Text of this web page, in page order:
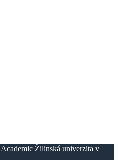
Žilinská univerzita v